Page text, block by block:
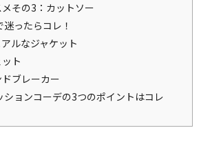
その3：カットソー
ったらコレ！
ルなジャケット
ト
ブレーカー
ションコーデの3つのポイントはコレ